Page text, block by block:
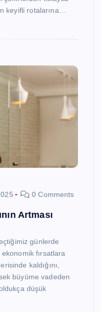
keyifli rotalarına…
0 Comments
Artması
günlerde
ekonomik fırsatlara
kaldığını,
büyüme vadeden
düşük